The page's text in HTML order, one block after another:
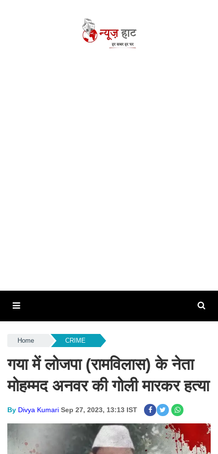
Home CRIME
गया में लोजपा (रामविलास) के नेता
मोहम्मद अनवर की गोली मारकर हत्या
By Divya Kumari Sep 27, 2023, 13:13 IST